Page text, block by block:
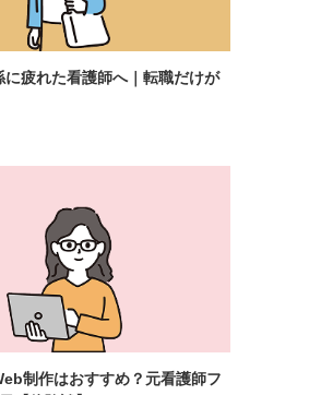
に疲れた看護師へ｜転職だけが
制作はおすすめ？元看護師フ